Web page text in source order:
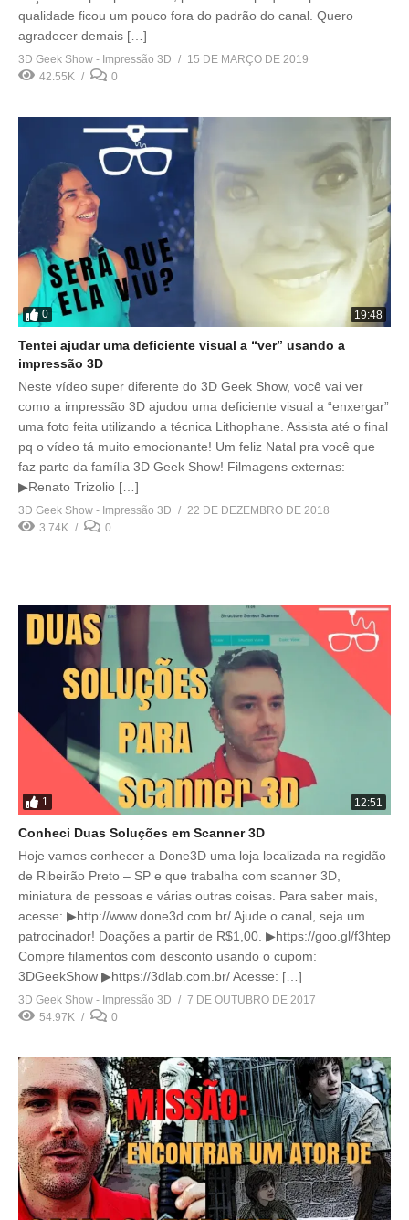
qualidade ficou um pouco fora do padrão do canal. Quero
agradecer demais […]
3D Geek Show - Impressão 3D
15 DE MARÇO DE 2019
42.55K
0
0 19:48
Tentei ajudar uma deficiente visual a “ver” usando a
impressão 3D
Neste vídeo super diferente do 3D Geek Show, você vai ver
como a impressão 3D ajudou uma deficiente visual a “enxergar”
uma foto feita utilizando a técnica Lithophane. Assista até o final
pq o vídeo tá muito emocionante! Um feliz Natal pra você que
faz parte da família 3D Geek Show! Filmagens externas:
▶Renato Trizolio […]
3D Geek Show - Impressão 3D
22 DE DEZEMBRO DE 2018
3.74K
0
1 12:51
Conheci Duas Soluções em Scanner 3D
Hoje vamos conhecer a Done3D uma loja localizada na regidão
de Ribeirão Preto – SP e que trabalha com scanner 3D,
miniatura de pessoas e várias outras coisas. Para saber mais,
acesse: ▶http://www.done3d.com.br/ Ajude o canal, seja um
patrocinador! Doações a partir de R$1,00. ▶https://goo.gl/f3htep
Compre filamentos com desconto usando o cupom:
3DGeekShow ▶https://3dlab.com.br/ Acesse: […]
3D Geek Show - Impressão 3D
7 DE OUTUBRO DE 2017
54.97K
0